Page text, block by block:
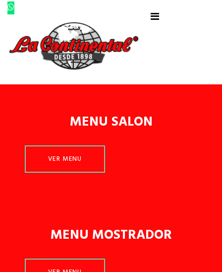
MENU SALON
VER MENU
MENU MOSTRADOR